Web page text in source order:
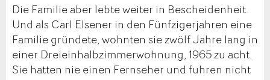
Die Familie aber lebte weiter in Bescheidenheit.
Und als Carl Elsener in den Fünfzigerjahren eine
Familie gründete, wohnten sie zwölf Jahre lang in
einer Dreieinhalbzimmerwohnung, 1965 zu acht.
Sie hatten nie einen Fernseher und fuhren nicht